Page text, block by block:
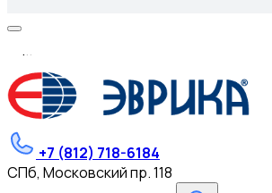
...
+7 (812) 718-6184
СПб, Московский пр. 118